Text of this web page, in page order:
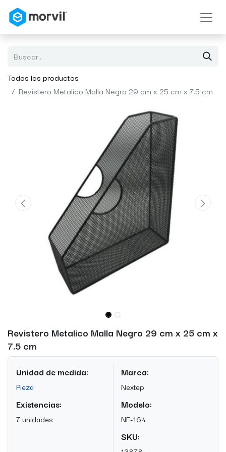
Todos los productos
Revistero Metalico Malla Negro 29 cm x 25 cm x 7.5 cm
Revistero Metalico Malla Negro 29 cm x 25 cm x
7.5 cm
Unidad de medida:
Pieza
Existencias:
7 unidades
Marca:
Nextep
Modelo:
NE-164
SKU: